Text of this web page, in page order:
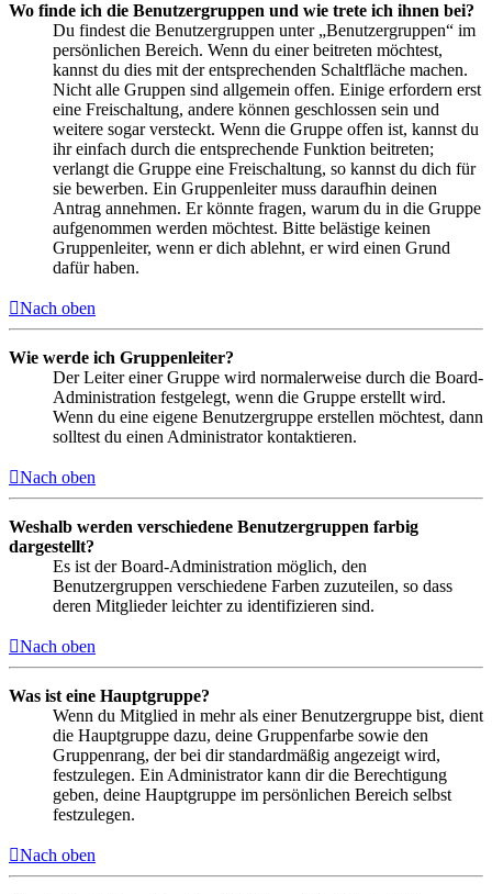
Wo finde ich die Benutzergruppen und wie trete ich ihnen bei?
Du findest die Benutzergruppen unter „Benutzergruppen“ im
persönlichen Bereich. Wenn du einer beitreten möchtest,
kannst du dies mit der entsprechenden Schaltfläche machen.
Nicht alle Gruppen sind allgemein offen. Einige erfordern erst
eine Freischaltung, andere können geschlossen sein und
weitere sogar versteckt. Wenn die Gruppe offen ist, kannst du
ihr einfach durch die entsprechende Funktion beitreten;
verlangt die Gruppe eine Freischaltung, so kannst du dich für
sie bewerben. Ein Gruppenleiter muss daraufhin deinen
Antrag annehmen. Er könnte fragen, warum du in die Gruppe
aufgenommen werden möchtest. Bitte belästige keinen
Gruppenleiter, wenn er dich ablehnt, er wird einen Grund
dafür haben.
Nach oben
Wie werde ich Gruppenleiter?
Der Leiter einer Gruppe wird normalerweise durch die Board-
Administration festgelegt, wenn die Gruppe erstellt wird.
Wenn du eine eigene Benutzergruppe erstellen möchtest, dann
solltest du einen Administrator kontaktieren.
Nach oben
Weshalb werden verschiedene Benutzergruppen farbig
dargestellt?
Es ist der Board-Administration möglich, den
Benutzergruppen verschiedene Farben zuzuteilen, so dass
deren Mitglieder leichter zu identifizieren sind.
Nach oben
Was ist eine Hauptgruppe?
Wenn du Mitglied in mehr als einer Benutzergruppe bist, dient
die Hauptgruppe dazu, deine Gruppenfarbe sowie den
Gruppenrang, der bei dir standardmäßig angezeigt wird,
festzulegen. Ein Administrator kann dir die Berechtigung
geben, deine Hauptgruppe im persönlichen Bereich selbst
festzulegen.
Nach oben